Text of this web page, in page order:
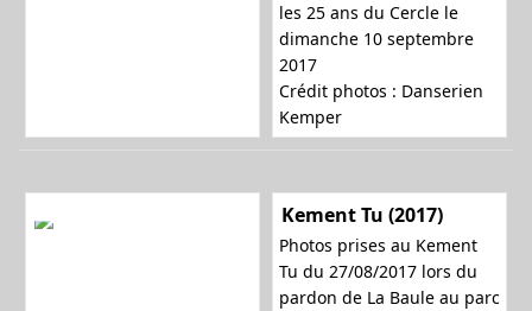
les 25 ans du Cercle le
dimanche 10 septembre
2017
Crédit photos : Danserien
Kemper
Kement Tu (2017)
Photos prises au Kement
Tu du 27/08/2017 lors du
pardon de La Baule au parc